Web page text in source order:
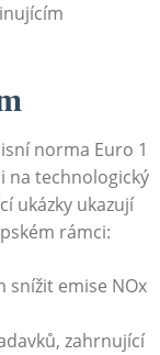
norma Euro​ 1
na technologický
ukázky ukazují
rámci:
snížit emise NOx
zahrnující